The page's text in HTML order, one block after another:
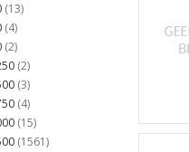
(13)
(4)
(2)
(2)
(3)
(4)
(15)
(1561)